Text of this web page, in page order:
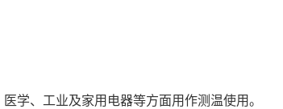
学、工业及家用电器等方面用作测温使用。